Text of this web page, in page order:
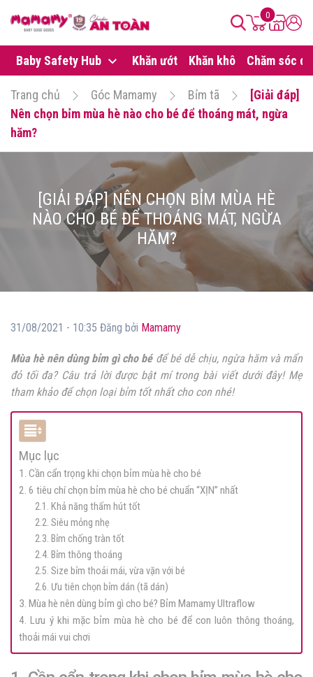
0
Baby Safety Hub Khăn ướt Khăn khô Chăm sóc da
Trang chủ Góc Mamamy Bỉm tã
[Giải đáp]
Nên chọn bỉm mùa hè nào cho bé để thoáng mát, ngừa
hăm?
[GIẢI ĐÁP] NÊN CHỌN BỈM MÙA HÈ
NÀO CHO BÉ ĐỂ THOÁNG MÁT, NGỪA
HĂM?
31/08/2021 - 10:35 Đăng bởi Mamamy
Mùa hè nên dùng bỉm gì cho béđể bé dễ chịu, ngừa hăm và mẩn
đỏ tối đa? Câu trả lời được bật mí trong bài viết dưới đây! Mẹ
tham khảo để chọn loại bỉm tốt nhất cho con nhé!
Mục lục
1. Cần cẩn trọng khi chọn bỉm mùa hè cho bé
2. 6 tiêu chí chọn bỉm mùa hè cho bé chuẩn “XỊN” nhất
2.1. Khả năng thấm hút tốt
2.2. Siêu mỏng nhẹ
2.3. Bỉm chống tràn tốt
2.4. Bỉm thông thoáng
2.5. Size bỉm thoải mái, vừa vặn với bé
2.6. Ưu tiên chọn bỉm dán (tã dán)
3. Mùa hè nên dùng bỉm gì cho bé? Bỉm Mamamy Ultraflow
4. Lưu ý khi mặc bỉm mùa hè cho bé để con luôn thông thoáng,
thoải mái vui chơi